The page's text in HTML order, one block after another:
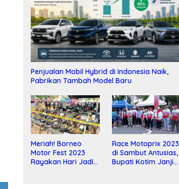
Penjualan Mobil Hybrid di Indonesia Naik,
Pabrikan Tambah Model Baru
Meriah! Borneo
Motor Fest 2023
Rayakan Hari Jadi
Race Motoprix 2023
di Sambut Antusias,
Bupati Kotim Janji